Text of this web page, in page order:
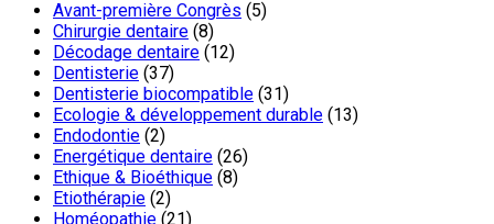
Avant-première Congrès (5)
Chirurgie dentaire (8)
Décodage dentaire (12)
Dentisterie (37)
Dentisterie biocompatible (31)
Ecologie & développement durable (13)
Endodontie (2)
Energétique dentaire (26)
Ethique & Bioéthique (8)
Etiothérapie (2)
Homéopathie (21)